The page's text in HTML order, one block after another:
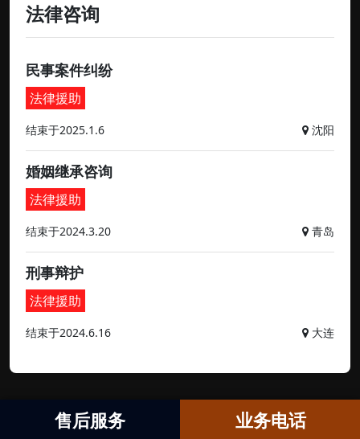
法律咨询
民事案件纠纷
法律援助
结束于2025.1.6 沈阳
婚姻继承咨询
法律援助
结束于2024.3.20 青岛
刑事辩护
法律援助
结束于2024.6.16 大连
售后服务 业务电话